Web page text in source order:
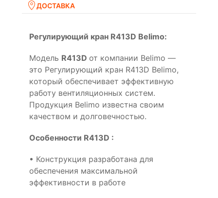
ДОСТАВКА
Регулирующий кран R413D Belimo:
Модель R413D от компании Belimo —
это Регулирующий кран R413D Belimo,
который обеспечивает эффективную
работу вентиляционных систем.
Продукция Belimo известна своим
качеством и долговечностью.
Особенности R413D :
• Конструкция разработана для
обеспечения максимальной
эффективности в работе